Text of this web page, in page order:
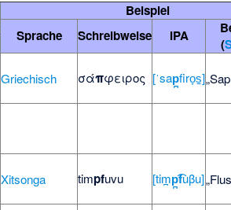
Beispiel
Sprache
Schreibweise IPA
(
Griechisch σάπφειρος [ˈsap̪firo̞s̠]
Xitsonga timpfuvu [tim̪p̪͡fuβu]